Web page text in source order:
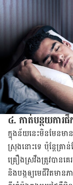
៤. កាត់​បន្ថយ​ការ​
ក្នុង​ន័យ​នេះ​មិន​មែន​ម
ស្រុង​នោះ​ទេ​ ប៉ុន្តែ​គ្រា
គ្រឿង​ស្រវឹង​ត្រូវ​បាន​
និង​បង្ក​ឲ្យ​មេ​ជីវិត​មា